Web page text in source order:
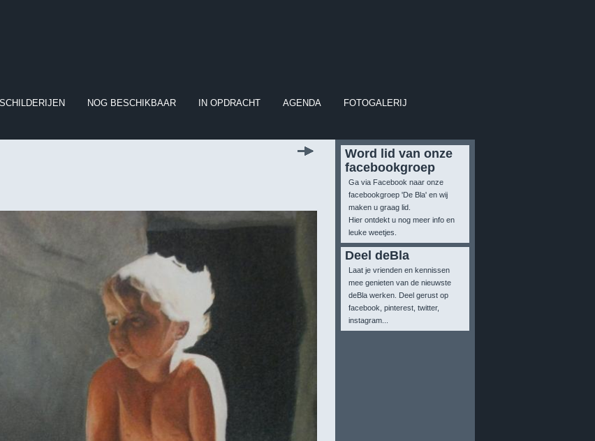
SCHILDERIJEN NOG BESCHIKBAAR IN OPDRACHT AGENDA FOTOGALERIJ
Word lid van onze
facebookgroep
Ga via Facebook naar onze
facebookgroep 'De Bla' en wij
maken u graag lid.
Hier ontdekt u nog meer info en
leuke weetjes.
Deel deBla
Laat je vrienden en kennissen
mee genieten van de nieuwste
deBla werken. Deel gerust op
facebook, pinterest, twitter,
instagram...